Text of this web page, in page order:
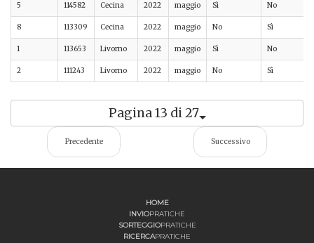
5 114582 Cecina 2022 maggio Sì No
8 113309 Cecina 2022 maggio No Sì
1 113653 Livorno 2022 maggio Sì No
2 111243 Livorno 2022 maggio No Sì
Pagina 13 di 27
Precedente Successivo
HOME
INVIOPRATICHE
SORTEGGIOPRATICHE
RICERCAPRATICHE